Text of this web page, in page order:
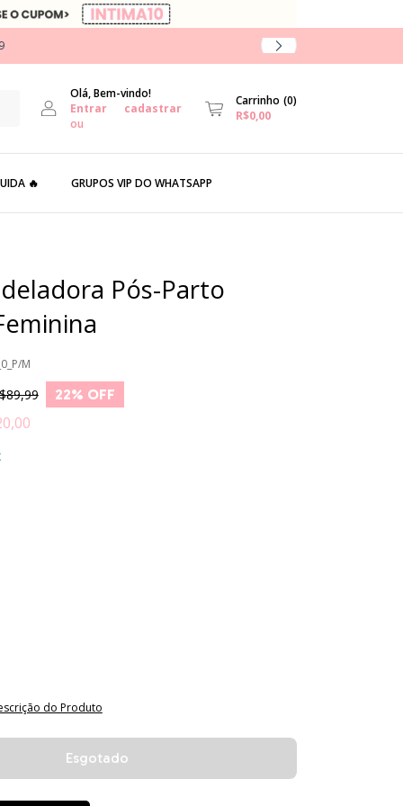
Olá, Bem-vindo!
Entrar
ou
cadastrar Carrinho (0)
R$0,00
🔥 GRUPOS VIP DO WHATSAPP
Pós-Parto
M
22% OFF
do Produto